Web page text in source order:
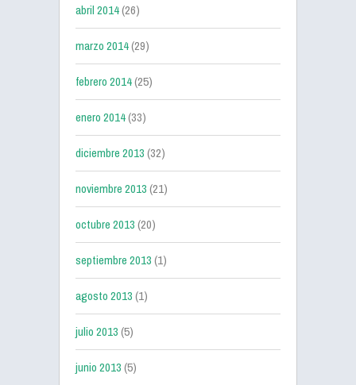
abril 2014(26)
marzo 2014(29)
febrero 2014(25)
enero 2014(33)
diciembre 2013(32)
noviembre 2013(21)
octubre 2013(20)
septiembre 2013(1)
agosto 2013(1)
julio 2013(5)
junio 2013(5)